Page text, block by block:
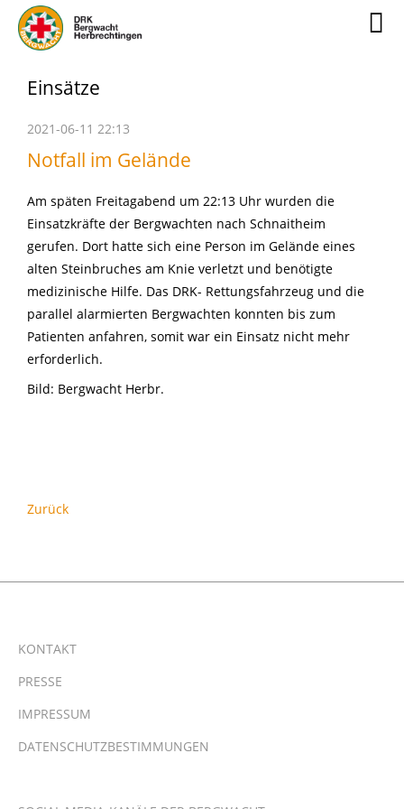
Einsätze
2021-06-11 22:13
Notfall im Gelände
Am späten Freitagabend um 22:13 Uhr wurden die
Einsatzkräfte der Bergwachten nach Schnaitheim
gerufen. Dort hatte sich eine Person im Gelände eines
alten Steinbruches am Knie verletzt und benötigte
medizinische Hilfe. Das DRK- Rettungsfahrzeug und die
parallel alarmierten Bergwachten konnten bis zum
Patienten anfahren, somit war ein Einsatz nicht mehr
erforderlich.
Bild: Bergwacht Herbr.
Zurück
KONTAKT
PRESSE
IMPRESSUM
DATENSCHUTZBESTIMMUNGEN